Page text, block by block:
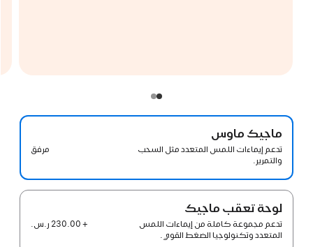
ماجيك ماوس
تدعم إيماءات اللمس المتعدد مثل السحب
والتمرير.
مرفق
لوحة تعقب ماجيك‏
تدعم مجموعة كاملة من إيماءات اللمس
المتعدد وتكنولوجيا الضغط القوي.
+ 230.00 ر.س.‏